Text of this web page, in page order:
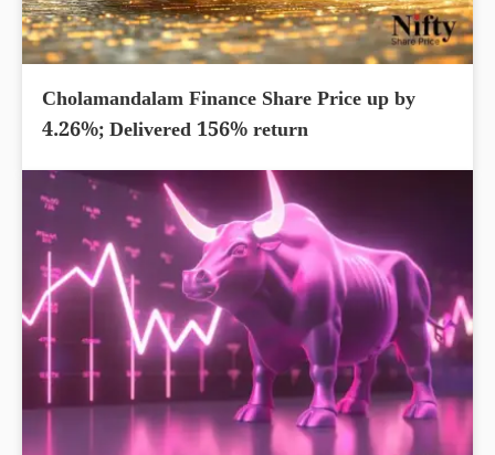
Cholamandalam Finance Share Price up by
4.26%; Delivered 156% return